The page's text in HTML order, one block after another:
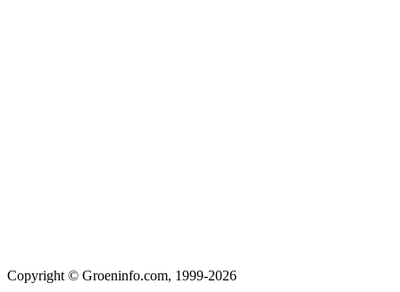
Copyright © Groeninfo.com, 1999-2026